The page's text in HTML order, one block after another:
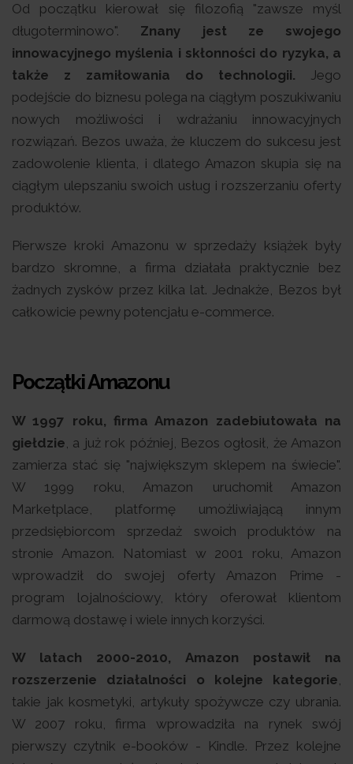
Od początku kierował się filozofią "zawsze myśl
długoterminowo". Znany jest ze swojego
innowacyjnego myślenia i skłonności do ryzyka, a
także z zamiłowania do technologii. Jego
podejście do biznesu polega na ciągłym poszukiwaniu
nowych możliwości i wdrażaniu innowacyjnych
rozwiązań. Bezos uważa, że kluczem do sukcesu jest
zadowolenie klienta, i dlatego Amazon skupia się na
ciągłym ulepszaniu swoich usług i rozszerzaniu oferty
produktów.
Pierwsze kroki Amazonu w sprzedaży książek były
bardzo skromne, a firma działała praktycznie bez
żadnych zysków przez kilka lat. Jednakże, Bezos był
całkowicie pewny potencjału e-commerce.
Początki Amazonu
W 1997 roku, firma Amazon zadebiutowała na
giełdzie , a już rok później, Bezos ogłosił, że Amazon
zamierza stać się "największym sklepem na świecie".
W 1999 roku, Amazon uruchomił Amazon
Marketplace, platformę umożliwiającą innym
przedsiębiorcom sprzedaż swoich produktów na
stronie Amazon. Natomiast w 2001 roku, Amazon
wprowadził do swojej oferty Amazon Prime -
program lojalnościowy, który oferował klientom
darmową dostawę i wiele innych korzyści.
W latach 2000-2010, Amazon postawił na
rozszerzenie działalności o kolejne kategorie
takie jak kosmetyki, artykuły spożywcze czy ubrania.
W 2007 roku, firma wprowadziła na rynek swój
pierwszy czytnik e-booków - Kindle. Przez kolejne